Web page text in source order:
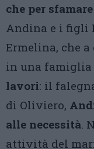
che per
Andina e i figli
Ermelina, che
in una
lavori: il
di Oliviero,
alle necessità.
attività del